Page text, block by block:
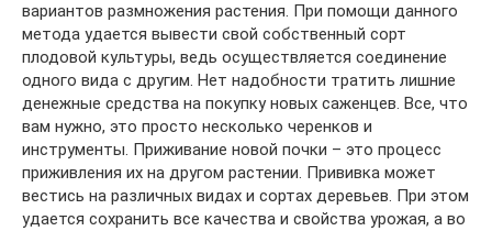
вариантов размножения растения. При помощи данного
метода удается вывести свой собственный сорт
плодовой культуры, ведь осуществляется соединение
одного вида с другим. Нет надобности тратить лишние
денежные средства на покупку новых саженцев. Все, что
вам нужно, это просто несколько черенков и
инструменты. Приживание новой почки – это процесс
приживления их на другом растении. Прививка может
вестись на различных видах и сортах деревьев. При этом
удается сохранить все качества и свойства урожая, а во